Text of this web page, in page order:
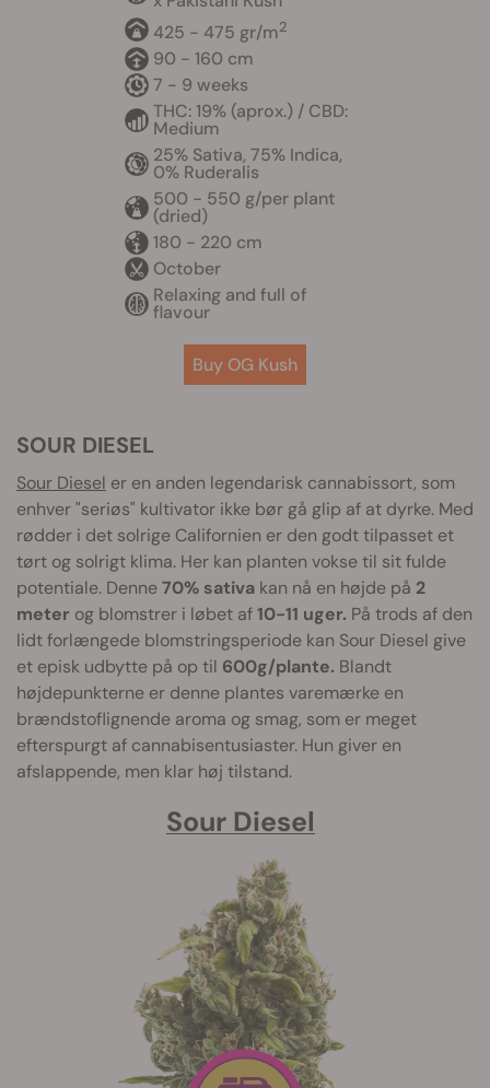
425 - 475 gr/m2
90 - 160 cm
7 - 9 weeks
THC: 19% (aprox.) / CBD:
Medium
25% Sativa, 75% Indica,
0% Ruderalis
500 - 550 g/per plant
(dried)
180 - 220 cm
October
Relaxing and full of
flavour
Buy OG Kush
SOUR DIESEL
Sour Diesel er en anden legendarisk cannabissort, som
enhver "seriøs" kultivator ikke bør gå glip af at dyrke. Med
rødder i det solrige Californien er den godt tilpasset et
tørt og solrigt klima. Her kan planten vokse til sit fulde
potentiale. Denne70% sativa kan nå en højde på 2
meter og blomstrer i løbet af10-11 uger. På trods af den
lidt forlængede blomstringsperiode kan Sour Diesel give
et episk udbytte på op til 600g/plante. Blandt
højdepunkterne er denne plantes varemærke en
brændstoflignende aroma og smag, som er meget
efterspurgt af cannabisentusiaster. Hun giver en
afslappende, men klar høj tilstand.
Sour Diesel